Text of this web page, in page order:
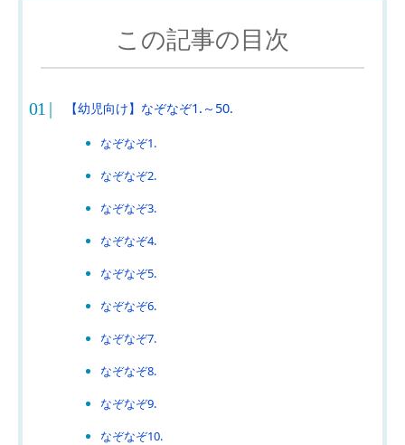
この記事の目次
【幼児向け】なぞなぞ1.～50.
なぞなぞ1.
なぞなぞ2.
なぞなぞ3.
なぞなぞ4.
なぞなぞ5.
なぞなぞ6.
なぞなぞ7.
なぞなぞ8.
なぞなぞ9.
なぞなぞ10.